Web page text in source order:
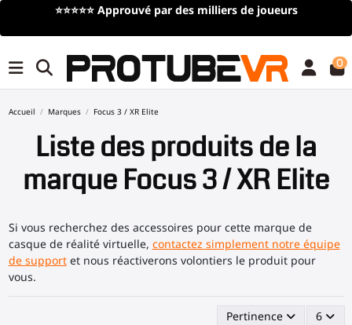
⭐⭐⭐⭐⭐ Approuvé par des milliers de joueurs
0
Accueil Marques Focus 3 / XR Elite
Liste des produits de la
marque Focus 3 / XR Elite
Si vous recherchez des accessoires pour cette marque de
casque de réalité virtuelle, contactez simplement notre équipe
de supportet nous réactiverons volontiers le produit pour
vous.
Pertinence 6